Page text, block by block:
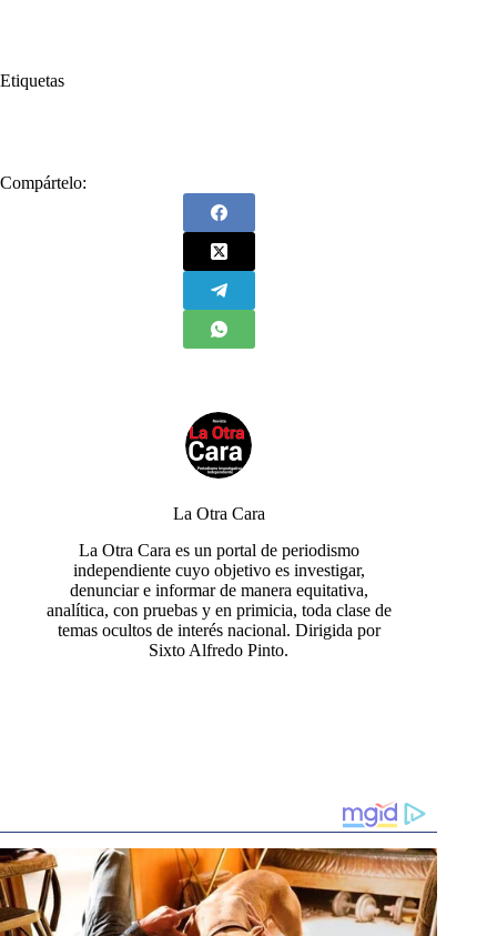
Etiquetas
Compártelo:
La Otra Cara
La Otra Cara es un portal de periodismo
independiente cuyo objetivo es investigar,
denunciar e informar de manera equitativa,
analítica, con pruebas y en primicia, toda clase de
temas ocultos de interés nacional. Dirigida por
Sixto Alfredo Pinto.